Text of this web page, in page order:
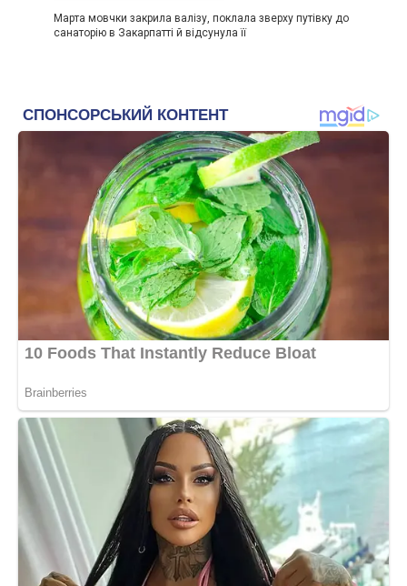
Марта мовчки закрила валізу, поклала зверху путівку до
санаторію в Закарпатті й відсунула її